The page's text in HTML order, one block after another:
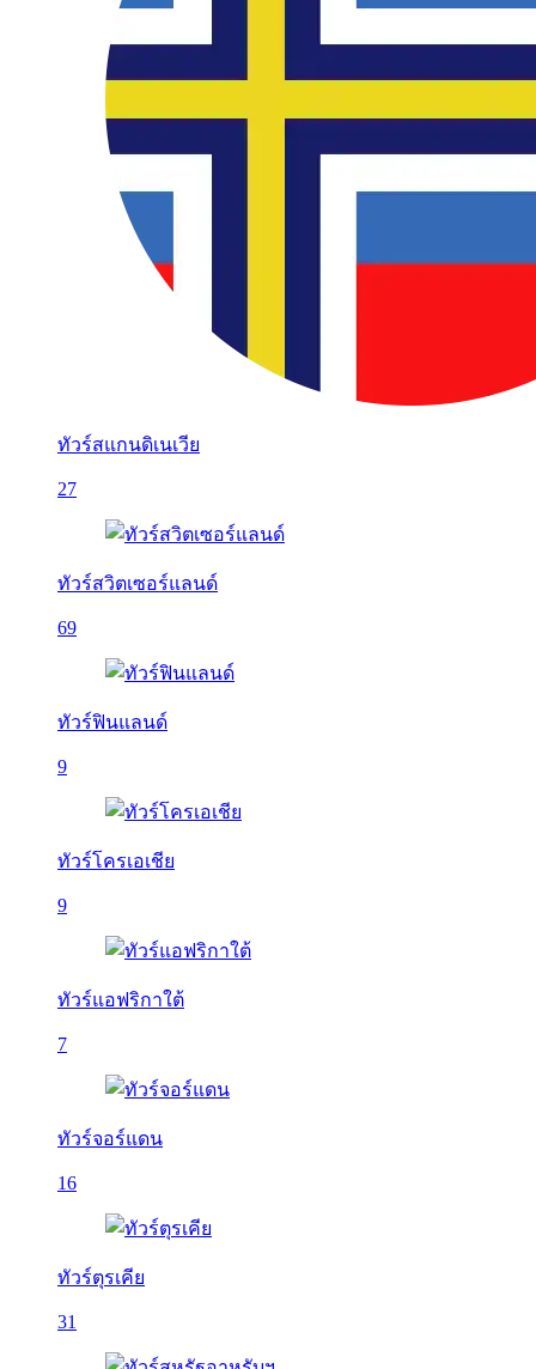
ทัวร์สแกนดิเนเวีย
27
ทัวร์สวิตเซอร์แลนด์
69
ทัวร์ฟินแลนด์
9
ทัวร์โครเอเชีย
9
ทัวร์แอฟริกาใต้
7
ทัวร์จอร์แดน
16
ทัวร์ตุรเคีย
31